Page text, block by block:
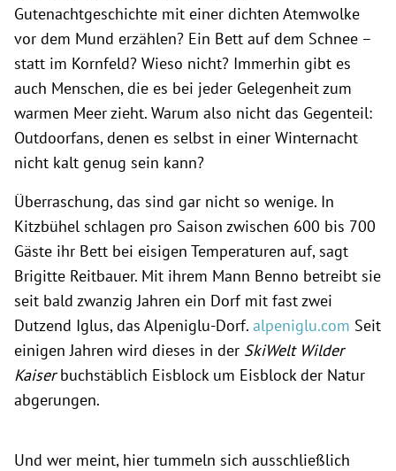
Gutenachtgeschichte mit einer dichten Atemwolke
vor dem Mund erzählen? Ein Bett auf dem Schnee –
statt im Kornfeld? Wieso nicht? Immerhin gibt es
auch Menschen, die es bei jeder Gelegenheit zum
warmen Meer zieht. Warum also nicht das Gegenteil:
Outdoorfans, denen es selbst in einer Winternacht
nicht kalt genug sein kann?
Überraschung, das sind gar nicht so wenige. In
Kitzbühel schlagen pro Saison zwischen 600 bis 700
Gäste ihr Bett bei eisigen Temperaturen auf, sagt
Brigitte Reitbauer. Mit ihrem Mann Benno betreibt sie
seit bald zwanzig Jahren ein Dorf mit fast zwei
Dutzend Iglus, das Alpeniglu-Dorf. alpeniglu.com Seit
einigen Jahren wird dieses in der SkiWelt Wilder
Kaiserbuchstäblich Eisblock um Eisblock der Natur
abgerungen.
Und wer meint, hier tummeln sich ausschließlich